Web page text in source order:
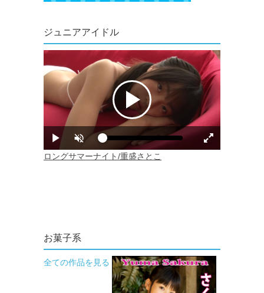
ジュニアアイドル
お菓子系
全ての作品を見る